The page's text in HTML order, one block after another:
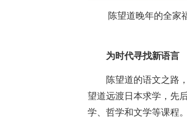
陈望道晚年的全家
为时代寻找新语言
陈望道的语文之路
望道远渡日本求学，先
学、哲学和文学等课程